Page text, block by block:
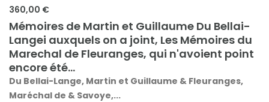
360,00 €
Mémoires de Martin et Guillaume Du Bellai-
Langei auxquels on a joint, Les Mémoires du
Marechal de Fleuranges, qui n'avoient point
encore été...
Du Bellai-Lange, Martin et Guillaume & Fleuranges,
Maréchal de & Savoye,...